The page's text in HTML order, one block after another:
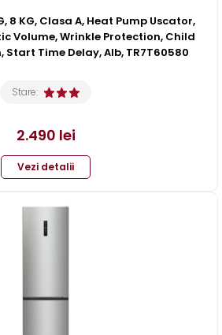
8 KG, Clasa A, Heat Pump Uscator,
Volume, Wrinkle Protection, Child
Start Time Delay, Alb, TR7T60580
Stare:
2.490 lei
Vezi detalii